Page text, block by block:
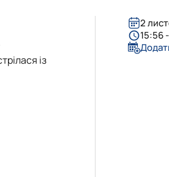
із
2
15:56